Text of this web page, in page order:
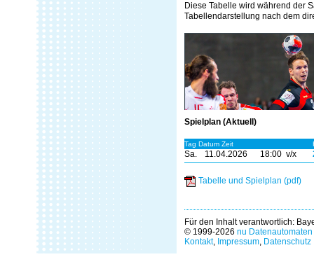
Diese Tabelle wird während der
Tabellendarstellung nach dem
Spielplan (Aktuell)
Tag Datum Zeit
Sa. 11.04.2026 18:00 v/x
Tabelle und Spielplan (pdf)
Für den Inhalt verantwortlich:
© 1999-2026 nu
Kontakt, Impressum, Datenschutz